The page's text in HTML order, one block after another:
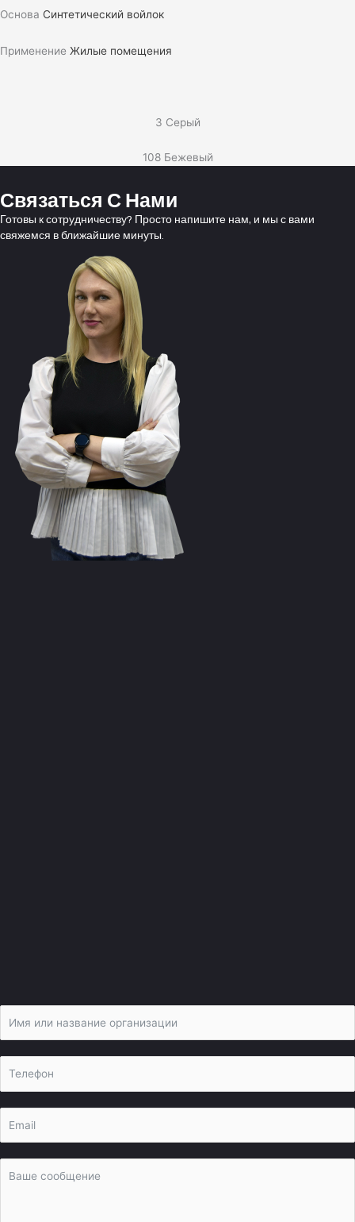
Основа Синтетический войлок
Применение Жилые помещения
3 Серый
108 Бежевый
Связаться С Нами
Готовы к сотрудничеству? Просто напишите нам, и мы с вами
свяжемся в ближайшие минуты.